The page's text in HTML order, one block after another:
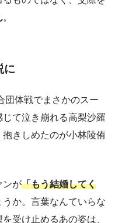
。
に
団体戦でまさかのスー
て泣き崩れる高梨沙羅
きしめたのが小林陵侑
ンが「もう結婚してく
か。言葉なんていらな
受け止めるあの姿は、